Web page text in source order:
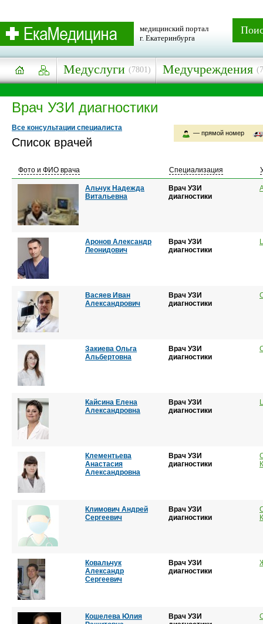
медицинский портал
г. Екатеринбурга
Медуслуги (7801) Медучреждения
Врач УЗИ диагностики
— прямой номер
Все консультации специалиста
Список врачей
Фото и ФИО врача Специализация
Альчук Надежда
Витальевна
Врач УЗИ
диагностики
Аронов Александр
Леонидович
Врач УЗИ
диагностики
Васяев Иван
Александрович
Врач УЗИ
диагностики
Закиева Ольга
Альбертовна
Врач УЗИ
диагностики
Кайсина Елена
Александровна
Врач УЗИ
диагностики
Клементьева
Анастасия
Александровна
Врач УЗИ
диагностики
Климович Андрей
Сергеевич
Врач УЗИ
диагностики
Ковальчук
Александр
Сергеевич
Врач УЗИ
диагностики
Кошелева Юлия
Врач УЗИ